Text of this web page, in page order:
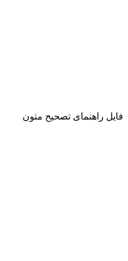
فایل راهنمای تصحیح متون